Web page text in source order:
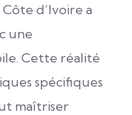
d’Ivoire a
une
Cette réalité
spécifiques
maîtriser